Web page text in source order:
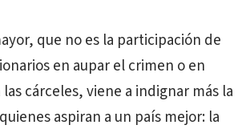
que no es la participación de
en aupar el crimen o en
cárceles, viene a indignar más la
aspiran a un país mejor: la